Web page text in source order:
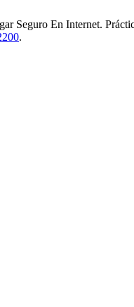
Seguro En Internet.
.